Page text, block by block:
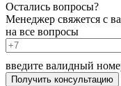
Остались вопросы?
Менеджер свяжется с
на все вопросы
введите валидный
Получить консультацию